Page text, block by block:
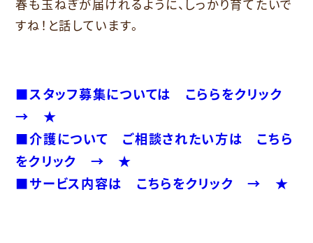
春も玉ねぎが届けれるように、しっかり育てたいで
すね！と話しています。
■スタッフ募集については こららをクリック
→ ★
■介護について ご相談されたい方は こちら
をクリック → ★
■サービス内容は こちらをクリック → ★